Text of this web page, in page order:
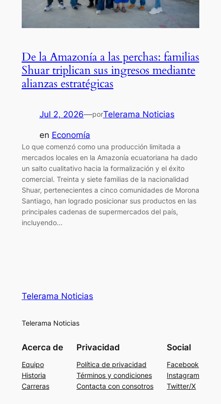
De la Amazonía a las perchas: familias
Shuar triplican sus ingresos mediante
alianzas estratégicas
Jul 2, 2026—porTelerama Noticias
en Economía
Lo que comenzó como una producción limitada a
mercados locales en la Amazonía ecuatoriana ha dado
un salto cualitativo hacia la formalización y el éxito
comercial. Treinta y siete familias de la nacionalidad
Shuar, pertenecientes a cinco comunidades de Morona
Santiago, han logrado posicionar sus productos en las
principales cadenas de supermercados del país,
incluyendo…
Telerama Noticias
Telerama Noticias
Acerca de
Equipo
Historia
Carreras
Privacidad
Política de privacidad
Términos y condiciones
Contacta con consotros
Social
Facebook
Instagram
Twitter/X